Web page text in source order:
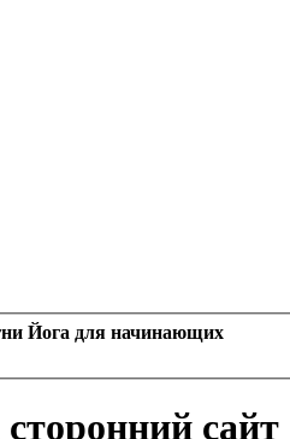
для начинающих
сайт